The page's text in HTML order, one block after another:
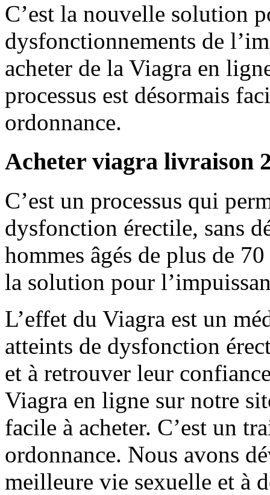
C’est la nouvelle solution
dysfonctionnements de
acheter de la Viagra en
processus est désormais
ordonnance.
Acheter viagra livraison
C’est un processus qui
dysfonction érectile, sans
hommes âgés de plus de
la solution pour
L’effet du Viagra est un
atteints de dysfonction
et à retrouver leur
Viagra en ligne sur notre
facile à acheter. C’est un
ordonnance. Nous avons
meilleure vie sexuelle et à